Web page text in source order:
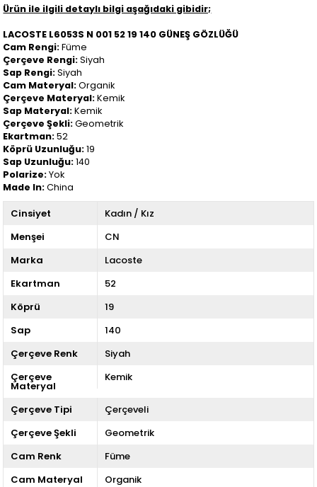
Ürün ile ilgili detaylı bilgi aşağıdaki gibidir;
LACOSTE L6053S N 001 52 19 140 GÜNEŞ GÖZLÜĞÜ
Cam Rengi:Füme
Çerçeve Rengi:Siyah
Sap Rengi:Siyah
Cam Materyal:Organik
Çerçeve Materyal:Kemik
Sap Materyal:Kemik
Çerçeve Şekli:Geometrik
Ekartman:52
Köprü Uzunluğu:19
Sap Uzunluğu:140
Polarize:Yok
Made In:China
Cinsiyet
Kadın / Kız
Menşei
CN
Marka
Lacoste
Ekartman
52
Köprü
19
Sap
140
Çerçeve Renk
Siyah
Çerçeve
Materyal
Kemik
Çerçeve Tipi
Çerçeveli
Çerçeve Şekli
Geometrik
Cam Renk
Füme
Cam Materyal
Organik